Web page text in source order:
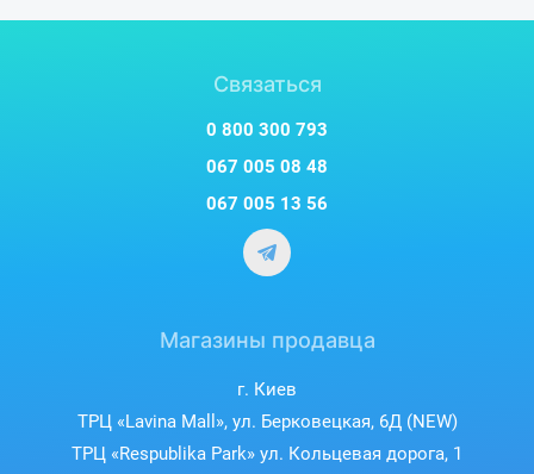
Связаться
0 800 300 793
067 005 08 48
067 005 13 56
Магазины продавца
г. Киев
ТРЦ «Lavina Mall», ул. Берковецкая, 6Д (NEW)
ТРЦ «Respublika Park» ул. Кольцевая дорога, 1